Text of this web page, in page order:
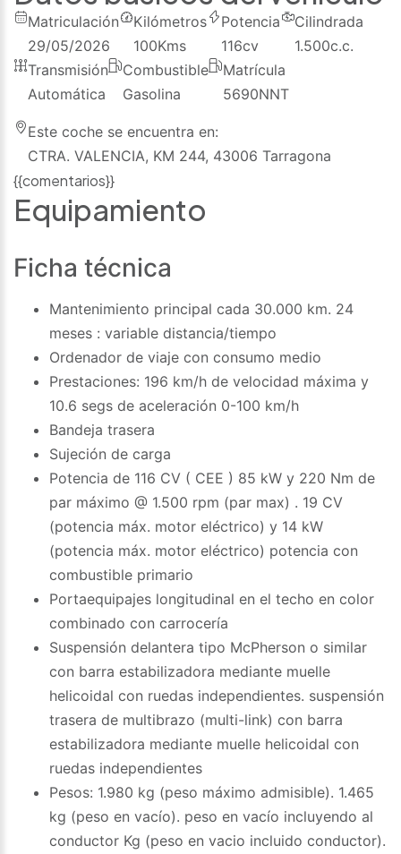
Matriculación
29/05/2026
Kilómetros
100Kms
Potencia
116cv
Cilindrada
1.500c.c.
Transmisión
Automática
Combustible
Gasolina
Matrícula
5690NNT
Este coche se encuentra en:
CTRA. VALENCIA, KM 244, 43006 Tarragona
{{comentarios}}
Equipamiento
Ficha técnica
Mantenimiento principal cada 30.000 km. 24
meses : variable distancia/tiempo
Ordenador de viaje con consumo medio
Prestaciones: 196 km/h de velocidad máxima y
10.6 segs de aceleración 0-100 km/h
Bandeja trasera
Sujeción de carga
Potencia de 116 CV ( CEE ) 85 kW y 220 Nm de
par máximo @ 1.500 rpm (par max) . 19 CV
(potencia máx. motor eléctrico) y 14 kW
(potencia máx. motor eléctrico) potencia con
combustible primario
Portaequipajes longitudinal en el techo en color
combinado con carrocería
Suspensión delantera tipo McPherson o similar
con barra estabilizadora mediante muelle
helicoidal con ruedas independientes. suspensión
trasera de multibrazo (multi-link) con barra
estabilizadora mediante muelle helicoidal con
ruedas independientes
Pesos: 1.980 kg (peso máximo admisible). 1.465
kg (peso en vacío). peso en vacío incluyendo al
conductor Kg (peso en vacio incluido conductor).